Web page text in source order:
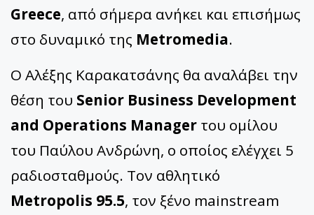
Greece, από σήμερα ανήκει και επισήμως
στο δυναμικό της Metromedia.
Ο Αλέξης Καρακατσάνης θα αναλάβει την
θέση του Senior Business Development
and Operations Manager του ομίλου
του Παύλου Ανδρώνη, ο οποίος ελέγχει 5
ραδιοσταθμούς. Τον αθλητικό
Metropolis 95.5, τον ξένο mainstream